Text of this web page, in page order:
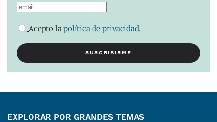
Acepto la política de privacidad.
EXPLORAR POR GRANDES TEMAS